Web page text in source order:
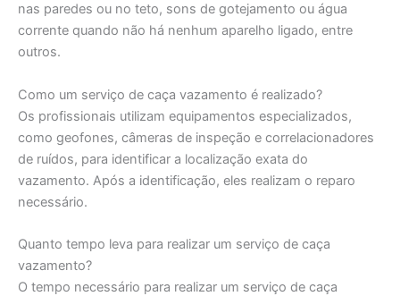
nas paredes ou no teto, sons de gotejamento ou água
corrente quando não há nenhum aparelho ligado, entre
outros.
Como um serviço de caça vazamento é realizado?
Os profissionais utilizam equipamentos especializados,
como geofones, câmeras de inspeção e correlacionadores
de ruídos, para identificar a localização exata do
vazamento. Após a identificação, eles realizam o reparo
necessário.
Quanto tempo leva para realizar um serviço de caça
vazamento?
O tempo necessário para realizar um serviço de caça